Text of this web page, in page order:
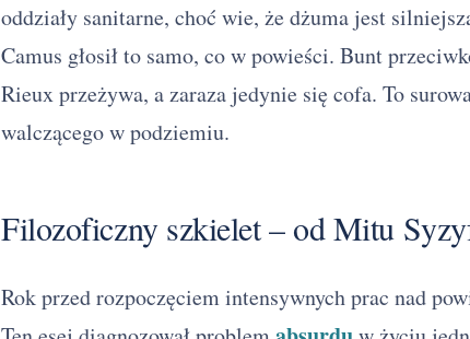
oddziały sanitarne, choć wie, że dżuma jest
Camus głosił to samo, co w powieści. Bunt
Rieux przeżywa, a zaraza jedynie się cofa. To
walczącego w podziemiu.
Filozoficzny szkielet – od Mitu
Rok przed rozpoczęciem intensywnych prac nad